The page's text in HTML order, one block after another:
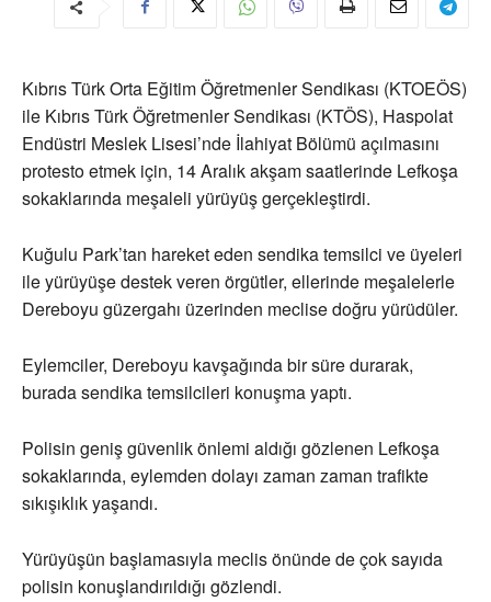
Kıbrıs Türk Orta Eğitim Öğretmenler Sendikası (KTOEÖS)
ile Kıbrıs Türk Öğretmenler Sendikası (KTÖS), Haspolat
Endüstri Meslek Lisesi’nde İlahiyat Bölümü açılmasını
protesto etmek için, 14 Aralık akşam saatlerinde Lefkoşa
sokaklarında meşaleli yürüyüş gerçekleştirdi.
Kuğulu Park’tan hareket eden sendika temsilci ve üyeleri
ile yürüyüşe destek veren örgütler, ellerinde meşalelerle
Dereboyu güzergahı üzerinden meclise doğru yürüdüler.
Eylemciler, Dereboyu kavşağında bir süre durarak,
burada sendika temsilcileri konuşma yaptı.
Polisin geniş güvenlik önlemi aldığı gözlenen Lefkoşa
sokaklarında, eylemden dolayı zaman zaman trafikte
sıkışıklık yaşandı.
Yürüyüşün başlamasıyla meclis önünde de çok sayıda
polisin konuşlandırıldığı gözlendi.